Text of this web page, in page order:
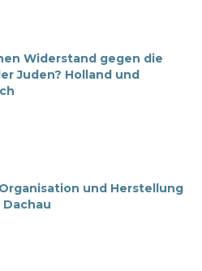
Widerstand gegen die
Juden? Holland und
und Herstellung